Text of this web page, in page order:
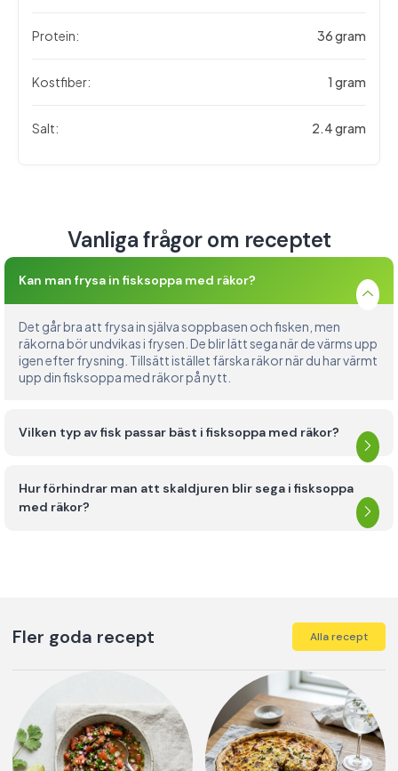
Protein: 36 gram
Kostfiber: 1 gram
Salt: 2.4 gram
Vanliga frågor om receptet
Kan man frysa in fisksoppa med räkor?
Det går bra att frysa in själva soppbasen och fisken, men
räkorna bör undvikas i frysen. De blir lätt sega när de värms upp
igen efter frysning. Tillsätt istället färska räkor när du har värmt
upp din fisksoppa med räkor på nytt.
Vilken typ av fisk passar bäst i fisksoppa med räkor?
Hur förhindrar man att skaldjuren blir sega i fisksoppa
med räkor?
Fler goda recept Alla recept